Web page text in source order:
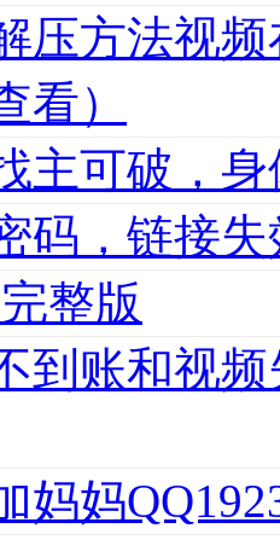
压方法视
看）
主可破，
码，链接
整版
到账和视
妈妈